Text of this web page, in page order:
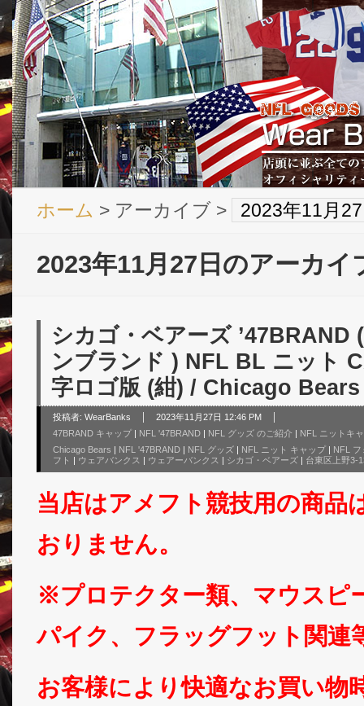
ホーム > アーカイブ > 2023年11月
2023年11月27日のアーカイ
シカゴ・ベアーズ ’47BRAND
ンブランド ) NFL BL ニット
字ロゴ版 (紺) / Chicago Bears
投稿者: WearBanks
2023年11月27日 12:46 PM
47BRAND キャップ | NFL '47BRAND | NFL グッズ のご紹介 | NFL ニットキ
Chicago Bears | NFL '47BRAND | NFL グッズ | NFL ニット キャップ | NFL フ
フト | ウェアバンクス | ウェアーバンクス | シカゴ・ベアーズ | 台東区上野3-
当店はアメフト競技用の商品
おりません。
※プロテクター類、マウスピ
パイク、フラッグフット関連
お客様により快適なお買い物